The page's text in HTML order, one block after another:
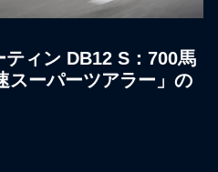
ティン DB12 S：700馬
スーパーツアラー」の